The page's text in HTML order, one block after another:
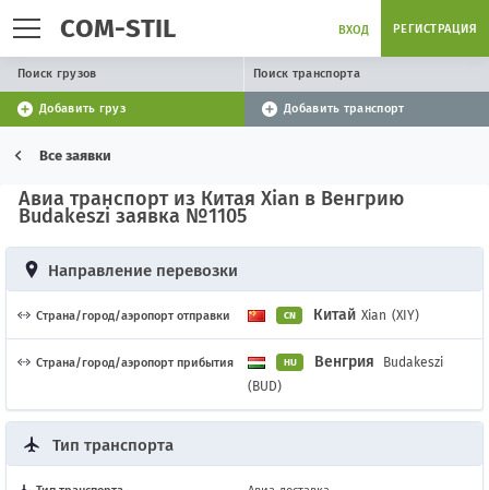
COM-STIL ВХОД РЕГИСТРАЦИЯ
Поиск грузов Поиск транспорта
Добавить груз Добавить транспорт
Все заявки
Авиа транспорт из Китая Xian в Венгрию
Budakeszi заявка №1105
Направление перевозки
Страна/город/аэропорт отправки CN Китай Xian (XIY)
Страна/город/аэропорт прибытия HU Венгрия
Budakeszi
(BUD)
Тип транспорта